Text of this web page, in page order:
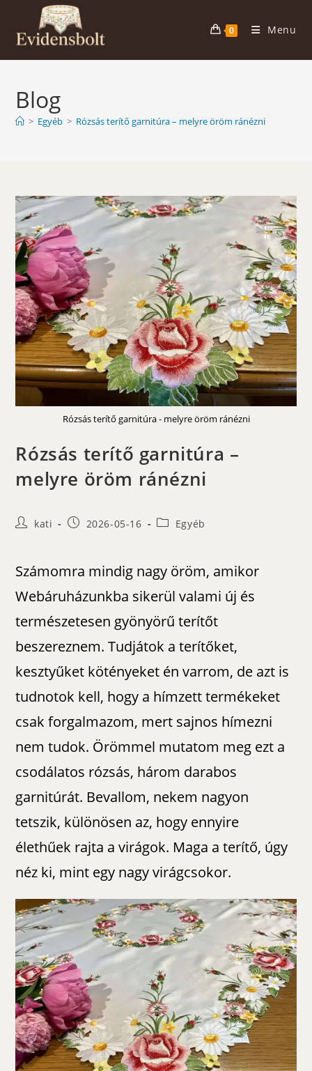
content
0 Menu
Blog
> Egyéb > Rózsás terítő garnitúra – melyre öröm ránézni
Rózsás terítő garnitúra - melyre öröm ránézni
Rózsás terítő garnitúra –
melyre öröm ránézni
Postkati
Post2026-05-16
PostEgyéb
Számomra mindig nagy öröm, amikor
Webáruházunkba sikerül valami új és
természetesen gyönyörű terítőt
beszereznem. Tudjátok a terítőket,
kesztyűket kötényeket én varrom, de azt is
tudnotok kell, hogy a hímzett termékeket
csak forgalmazom, mert sajnos hímezni
nem tudok. Örömmel mutatom meg ezt a
csodálatos rózsás, három darabos
garnitúrát. Bevallom, nekem nagyon
tetszik, különösen az, hogy ennyire
élethűek rajta a virágok. Maga a terítő, úgy
néz ki, mint egy nagy virágcsokor.